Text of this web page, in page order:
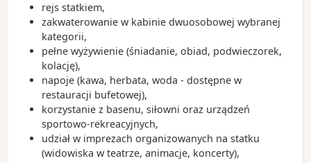
rejs statkiem,
zakwaterowanie w kabinie dwuosobowej wybranej
kategorii,
pełne wyżywienie (śniadanie, obiad, podwieczorek,
kolację),
napoje (kawa, herbata, woda - dostępne w
restauracji bufetowej),
korzystanie z basenu, siłowni oraz urządzeń
sportowo-rekreacyjnych,
udział w imprezach organizowanych na statku
(widowiska w teatrze, animacje, koncerty),